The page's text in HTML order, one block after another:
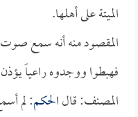
الميتة على أهلها.
المقصود منه أنه سمع
فهبطوا ووجدوه راعياً
المصنف: قالالحكم: لم